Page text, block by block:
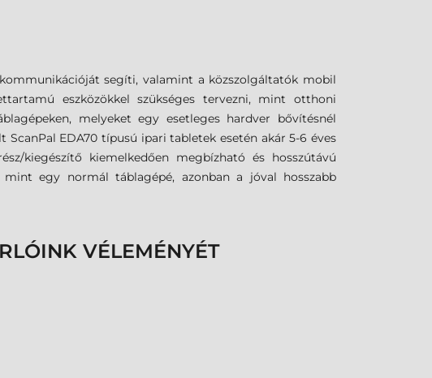
segíti, valamint a közszolgáltatók mobil
eszközökkel szükséges tervezni, mint otthoni
melyeket egy esetleges hardver bővítésnél
EDA70 típusú ipari tabletek esetén akár 5-6 éves
kiegészítő kiemelkedően megbízható és hosszútávú
egy normál táblagépé, azonban a jóval hosszabb
VÉLEMÉNYÉT